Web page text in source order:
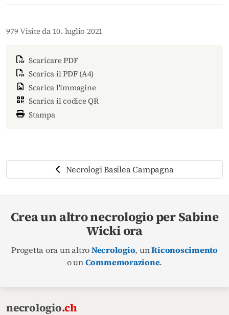
979 Visite da 10. luglio 2021
Scaricare PDF
Scarica il PDF (A4)
Scarica l'immagine
Scarica il codice QR
Stampa
Necrologi Basilea Campagna
Crea un altro necrologio per Sabine
Wicki ora
Progetta ora un altroNecrologio, unRiconoscimento
o unCommemorazione.
necrologio.ch